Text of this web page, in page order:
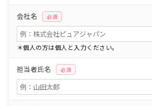
会社名 必須
＊個人の方は個人と入力ください。
担当者氏名 必須